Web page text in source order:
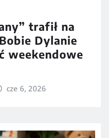
trafił na
Dylanie
weekendowe
cze 6, 2026